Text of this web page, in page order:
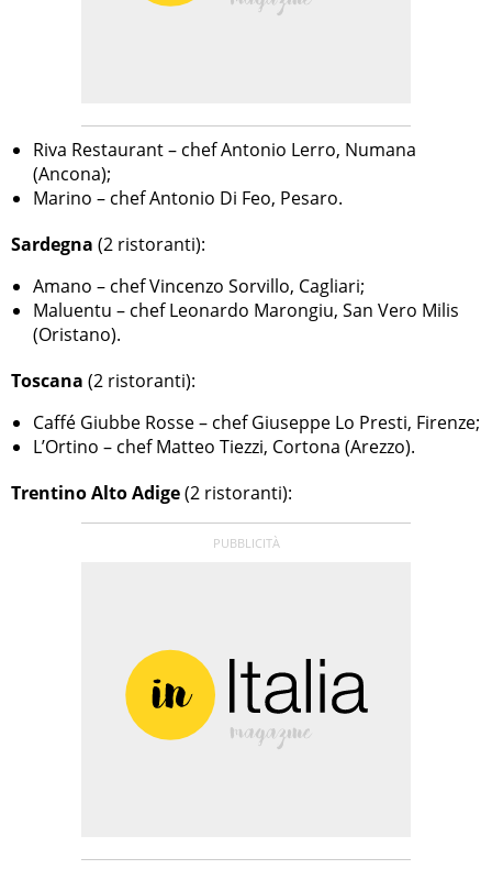
Riva Restaurant – chef Antonio Lerro, Numana
(Ancona);
Marino – chef Antonio Di Feo, Pesaro.
Sardegna (2 ristoranti):
Amano – chef Vincenzo Sorvillo, Cagliari;
Maluentu – chef Leonardo Marongiu, San Vero Milis
(Oristano).
Toscana (2 ristoranti):
Caffé Giubbe Rosse – chef Giuseppe Lo Presti, Firenze;
L’Ortino – chef Matteo Tiezzi, Cortona (Arezzo).
Trentino Alto Adige(2 ristoranti):